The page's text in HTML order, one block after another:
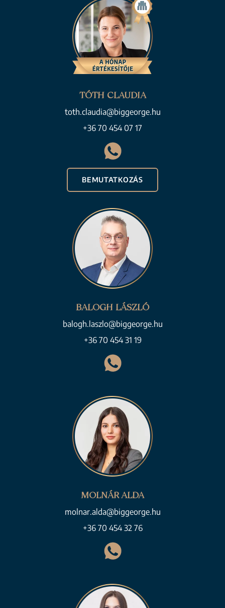
TÓTH CLAUDIA
toth.claudia@biggeorge.hu
+36 70 454 07 17
BEMUTATKOZÁS
BALOGH LÁSZLÓ
balogh.laszlo@biggeorge.hu
+36 70 454 31 19
MOLNÁR ALDA
molnar.alda@biggeorge.hu
+36 70 454 32 76